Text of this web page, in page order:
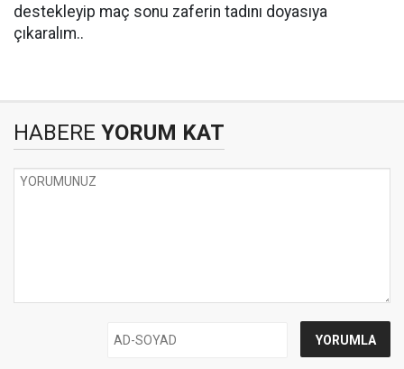
destekleyip maç sonu zaferin tadını doyasıya
çıkaralım..
HABERE YORUM KAT